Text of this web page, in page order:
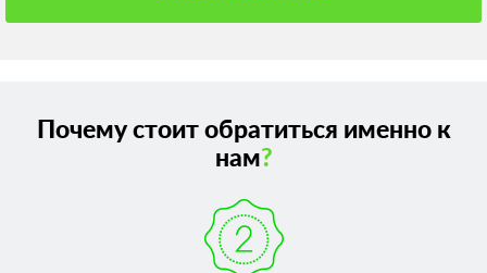
Почему стоит обратиться именно к
нам?